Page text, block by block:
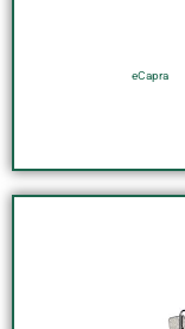
eCapra